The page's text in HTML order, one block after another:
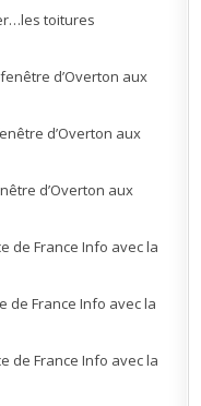
toitures
d’Overton aux
d’Overton aux
d’Overton aux
de France Info avec la
de France Info avec la
de France Info avec la